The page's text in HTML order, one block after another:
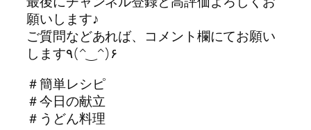
願いします♪
ご質問などあれば、コメント欄にてお願い
します٩(^‿^)۶
＃簡単レシピ
＃今日の献立
＃うどん料理